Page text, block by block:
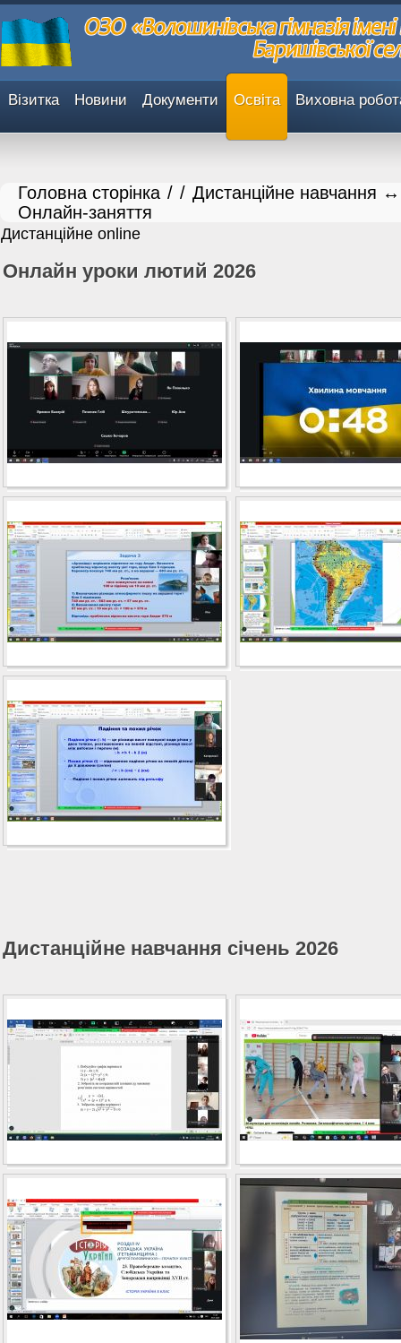
Візитка Новини Документи Освіта Виховна
Головна сторінка / / Дистанційне навчання ↔
Онлайн-заняття
Дистанційне online
Онлайн уроки лютий 2026
Дистанційне навчання січень 2026